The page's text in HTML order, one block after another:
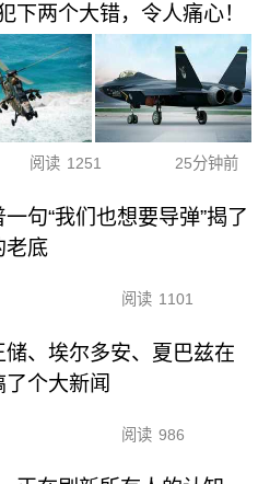
下两个大错，令人痛心！
阅读 1251 25分钟前
句“我们也想要导弹”揭了
老底
阅读 1101
储、埃尔多安、夏巴兹在
了个大新闻
阅读 986